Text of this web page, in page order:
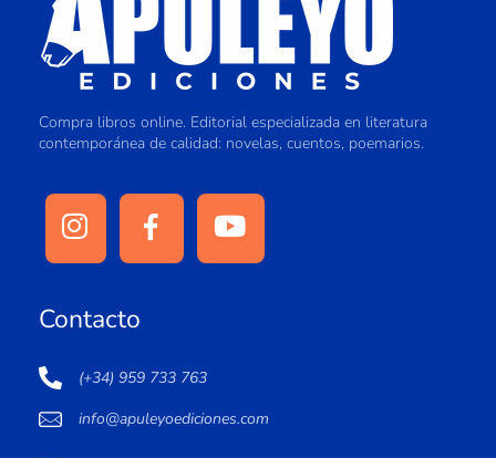
Compra libros online. Editorial especializada en literatura
contemporánea de calidad: novelas, cuentos, poemarios.
Contacto
(+34) 959 733 763
info@apuleyoediciones.com